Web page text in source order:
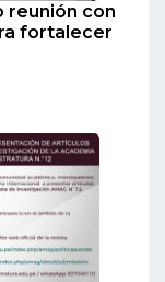
reunión con
fortalecer